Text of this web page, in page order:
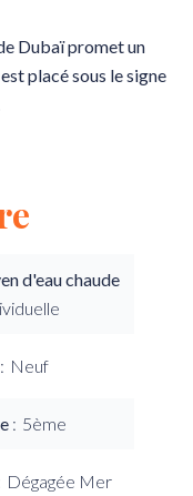
Dubaï promet un
placé sous le signe
d'eau chaude
Neuf
5ème
Dégagée Mer